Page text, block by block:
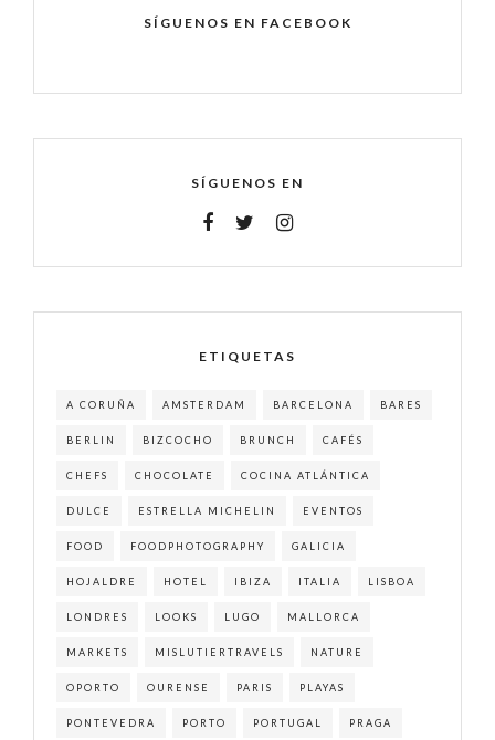
SÍGUENOS EN FACEBOOK
SÍGUENOS EN
ETIQUETAS
A CORUÑA AMSTERDAM BARCELONA BARES
BERLIN BIZCOCHO BRUNCH CAFÉS
CHEFS CHOCOLATE COCINA ATLÁNTICA
DULCE ESTRELLA MICHELIN EVENTOS
FOOD FOODPHOTOGRAPHY GALICIA
HOJALDRE HOTEL IBIZA ITALIA LISBOA
LONDRES LOOKS LUGO MALLORCA
MARKETS MISLUTIERTRAVELS NATURE
OPORTO OURENSE PARIS PLAYAS
PONTEVEDRA PORTO PORTUGAL PRAGA